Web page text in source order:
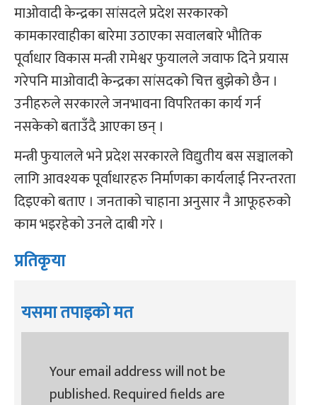
माओवादी केन्द्रका सांसदले प्रदेश सरकारको
कामकारवाहीका बारेमा उठाएका सवालबारे भौतिक
पूर्वाधार विकास मन्त्री रामेश्वर फुयालले जवाफ दिने प्रयास
गरेपनि माओवादी केन्द्रका सांसदको चित्त बुझेको छैन ।
उनीहरुले सरकारले जनभावना विपरितका कार्य गर्न
नसकेको बताउँदै आएका छन् ।
मन्त्री फुयालले भने प्रदेश सरकारले विद्युतीय बस सञ्चालको
लागि आवश्यक पूर्वाधारहरु निर्माणका कार्यलाई निरन्तरता
दिइएको बताए । जनताको चाहाना अनुसार नै आफूहरुको
काम भइरहेको उनले दाबी गरे ।
प्रतिकृया
यसमा तपाइको मत
Your email address will not be
published.Required fields are